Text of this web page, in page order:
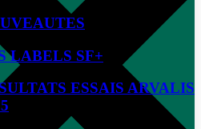
LABELS SF+
ESSAIS ARVALIS